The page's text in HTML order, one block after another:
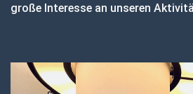
große Interesse an unseren